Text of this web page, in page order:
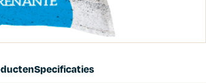
Specificaties